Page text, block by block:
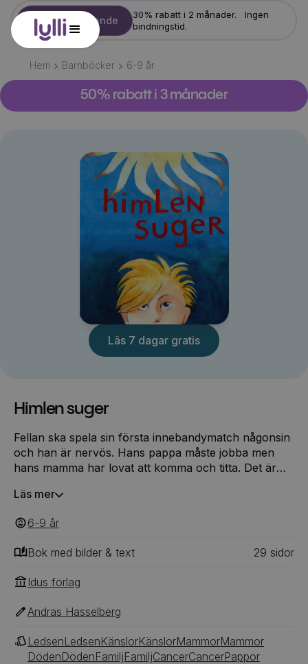
Starta erbjudande
30% rabatt i 2 månader. Ingen
bindningstid.
Hem Barnböcker 6-9 år
50% rabatt i 3 månader
Läs 7 dagar gratis
Himlen suger
Fellan ska spela sin första innebandymatch någonsin
och han är nervös. Hans pappa måste jobba men
hans mamma har lovat att komma och titta. Det är
himlen. Fellans mamma finns nämligen inte längre.
i innebandymatchen och i livet med en mamma uppe i
himlen?
Läs mer
6-9 ‎‎ år
Bok med bilder & text 29 ‎‎ sidor
Idus förlag
Andras Hasselberg
LedsenLedsenKänslorKänslorMammorMammor
DödenDödenFamiljFamiljCancerCancerPappor